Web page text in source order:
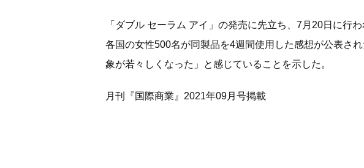
「ダブル セーラム アイ」の発売に先立ち、7月20日に行
各国の女性500名が同製品を4週間使用した感想が公表さ
象が若々しくなった」と感じていることを示した。
月刊『国際商業』2021年09月号掲載